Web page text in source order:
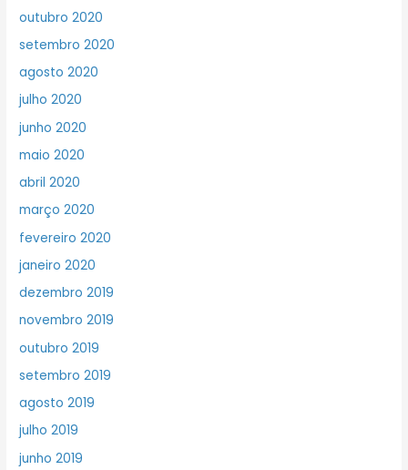
outubro 2020
setembro 2020
agosto 2020
julho 2020
junho 2020
maio 2020
abril 2020
março 2020
fevereiro 2020
janeiro 2020
dezembro 2019
novembro 2019
outubro 2019
setembro 2019
agosto 2019
julho 2019
junho 2019